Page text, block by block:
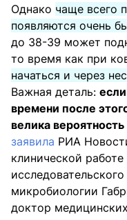
Однако чаще всего
появляются очень
до 38-39 может
то время как при
начаться и через
Важная деталь:
времени после
велика
заявила РИА
клинической
микробиологии
доктор